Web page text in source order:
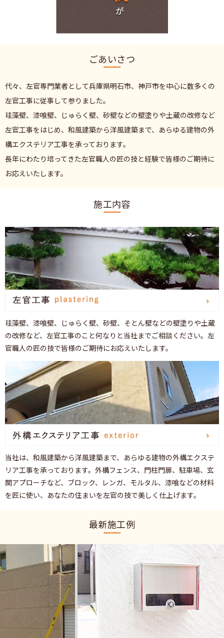
ごあいさつ
代々、左官専門業者として兵庫県明石市、 神戸市を中心に数多くの
左官工事に従事して参りました。
珪藻壁、漆喰壁、じゅらく壁、砂壁などの壁塗りや土蔵の改修など
左官工事をはじめ、 和風建築から洋風建築まで、あらゆる建物の外
構エクステリア工事を承っております。
長年にわたり培ってきた左官職人の匠の技と経験で皆様のご期待に
お応えいたします。
施工内容
珪藻壁、漆喰壁、じゅらく壁、砂壁、そとん壁などの壁塗りや土蔵
の改修など、左官工事のこと何なりと当社までご相談ください。左
官職人の匠の技で皆様のご期待にお応えいたします。
当社は、和風建築から洋風建築まで、あらゆる建物の外構エクステ
リア工事を承っております。外構フェンス、門柱門扉、駐車場、玄
関アプローチなど、ブロック、レンガ、モルタル、漆喰などの材料
を匠に使い、あなたの住まいを左官の技で美しく仕上げます。
最新施工例